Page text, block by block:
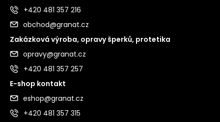
+420 481 357 216
obchod@granat.cz
Zakázková výroba, opravy šperků, protetika
opravy@granat.cz
+420 481 357 257
E-shop kontakt
eshop@granat.cz
+420 481 357 315